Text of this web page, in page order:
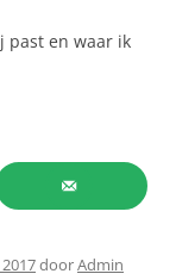
past en waar ik
doorAdmin